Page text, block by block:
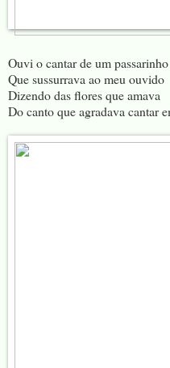
Ouvi o cantar de um passarinho
Que sussurrava ao meu ouvido
Dizendo das flores que amava
Do canto que agradava cantar